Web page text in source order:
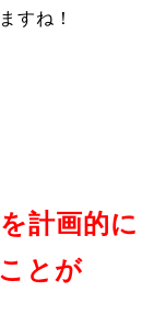
すね！
計画的に
とが